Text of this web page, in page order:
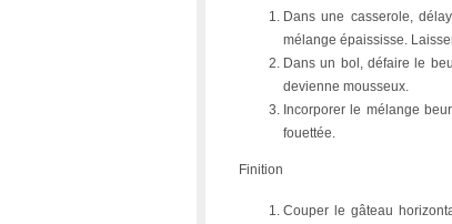
Dans une casserole,
mélange épaississe.
Dans un bol, défaire le
devienne mousseux.
Incorporer le mélange
fouettée.
Finition
Couper le gâteau